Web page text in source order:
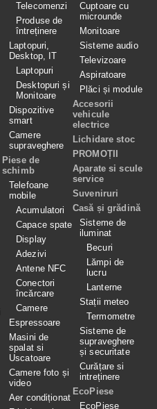
Telecomenzi
Produse de
întreținere
Laptopuri,
Desktop, IT
Laptopuri
Desktopuri și
Monitoare
Dispozitive
smart
Camere
supraveghere
Piese de
schimb
Telefoane
mobile
Acumulatori
Capace spate
Display
Adezivi
Antene NFC
Conectori
încărcare
Camere
Espressoare
Masini de
spalat si
Uscatoare
Camere foto și
video
Aer condiționat
Cuptoare cu
microunde
Monitoare
Sisteme audio
Televizoare
Aspiratoare
Plăci și module
Accesorii
vehicule
electrice
Lichidare stoc
PROMOȚII
Aparate si scule
service
Suveniruri
Casă și grădină
Sisteme de
iluminat
Becuri
Lămpi de
lucru
Lanterne
Stații meteo
Termometre
Sisteme de
supraveghere
și securitate
Curățare si
intreținere
EcoPiese
EcoPiese